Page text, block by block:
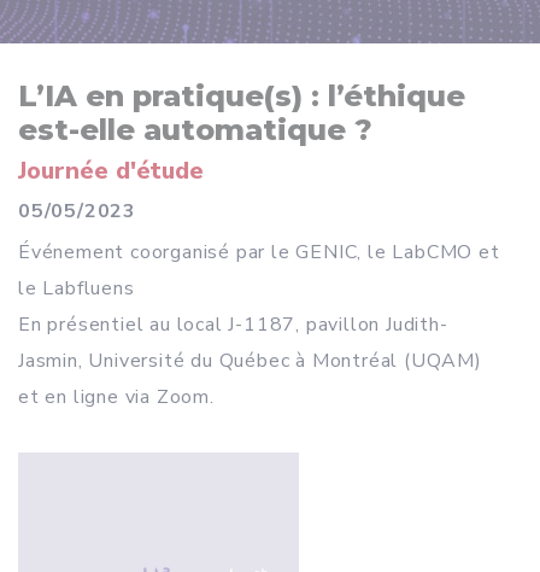
L’IA en pratique(s) : l’éthique
est-elle automatique ?
Journée d'étude
05/05/2023
Événement coorganisé par le GENIC, le LabCMO et
le Labfluens
En présentiel au local J-1187, pavillon Judith-
Jasmin, Université du Québec à Montréal (UQAM)
et en ligne via Zoom.